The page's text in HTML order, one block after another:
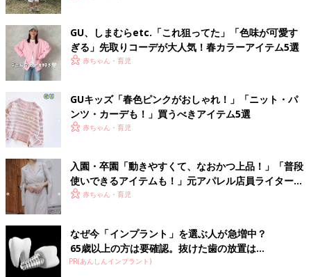
GU、しまむらetc.「これ狙ってた」「色味が可愛す
ぎる」先取りコーデが大人気！春カラーアイテム5選
赤ちゃん・育児
GUキッズ「春色ピンクがおしゃれ！」「ニット・パ
ンツ・カーデも！」買うべきアイテム5選
赤ちゃん・育児
入園・卒園「動きやすくて、なおかつ上品！」「普段
使いできるアイテムも！」元アパレル店員ライターお
すすめ★パンツコーデ4選
赤ちゃん・育児
なぜ今「インプラント」を選ぶ人が急増中？
65歳以上の方は要確認。抜けた歯の放置は...
PR(あんしんインプラント)